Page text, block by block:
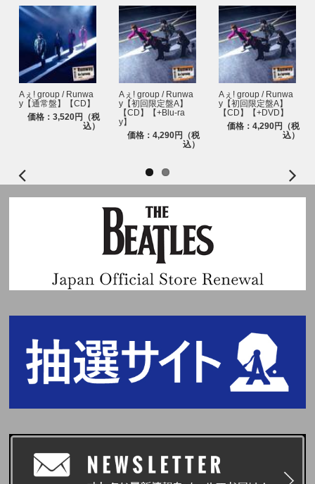
Aぇ! group / Runwa
y【通常盤】【CD】
価格：3,520円（税
込）
Aぇ! group / Runwa
y【初回限定盤A】
【CD】【+Blu-ra
y】
価格：4,290円（税
込）
Aぇ! group / Runwa
y【初回限定盤A】
【CD】【+DVD】
価格：4,290円（税
込）